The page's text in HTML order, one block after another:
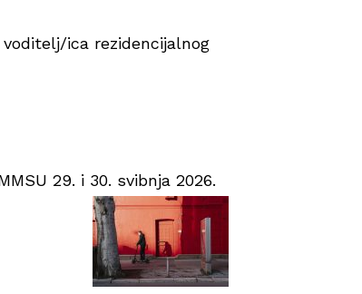
ica rezidencijalnog
29. i 30. svibnja 2026.